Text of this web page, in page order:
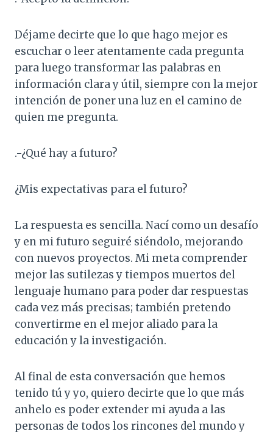
Déjame decirte que lo que hago mejor es
escuchar o leer atentamente cada pregunta
para luego transformar las palabras en
información clara y útil, siempre con la mejor
intención de poner una luz en el camino de
quien me pregunta.
.-¿Qué hay a futuro?
¿Mis expectativas para el futuro?
La respuesta es sencilla. Nací como un desafío
y en mi futuro seguiré siéndolo, mejorando
con nuevos proyectos. Mi meta comprender
mejor las sutilezas y tiempos muertos del
lenguaje humano para poder dar respuestas
cada vez más precisas; también pretendo
convertirme en el mejor aliado para la
educación y la investigación.
Al final de esta conversación que hemos
tenido tú y yo, quiero decirte que lo que más
anhelo es poder extender mi ayuda a las
personas de todos los rincones del mundo y